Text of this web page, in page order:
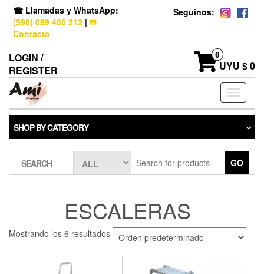
☎ Llamadas y WhatsApp:
(598) 099 466 212 | ✉
Contacto
Seguínos:
LOGIN /
REGISTER
0
UYU $ 0
Toggle
SHOP BY CATEGORY
SEARCH GO
ESCALERAS
Mostrando los 6 resultados